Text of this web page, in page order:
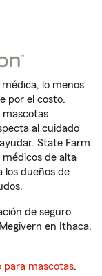
lo menos
por el costo.
mascotas
al cuidado
State Farm
de alta
dueños de
de seguro
en Ithaca,
para mascotas.